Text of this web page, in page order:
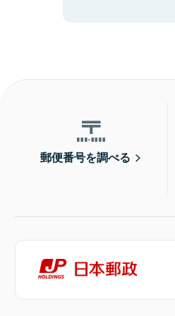
郵便番号を調べる